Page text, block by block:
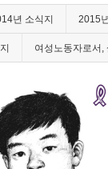
년 소식지 2015
여성노동자로서,